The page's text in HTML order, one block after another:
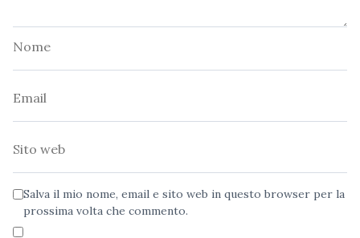
Salva il mio nome, email e sito web in questo browser per la
prossima volta che commento.